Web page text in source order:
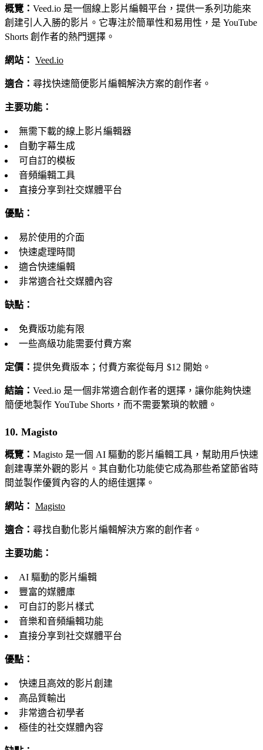
概覽： Veed.io 是一個線上影片編輯平台，提供一系列功能來
創建引人入勝的影片。它專注於簡單性和易用性，是 YouTube
Shorts 創作者的熱門選擇。
網站： Veed.io
適合： 尋找快速簡便影片編輯解決方案的創作者。
主要功能：
無需下載的線上影片編輯器
自動字幕生成
可自訂的模板
音頻編輯工具
直接分享到社交媒體平台
優點：
易於使用的介面
快速處理時間
適合快速編輯
非常適合社交媒體內容
缺點：
免費版功能有限
一些高級功能需要付費方案
定價： 提供免費版本；付費方案從每月 $12 開始。
結論： Veed.io 是一個非常適合創作者的選擇，讓你能夠快速
簡便地製作 YouTube Shorts，而不需要繁瑣的軟體。
10. Magisto
概覽： Magisto 是一個 AI 驅動的影片編輯工具，幫助用戶快速
創建專業外觀的影片。其自動化功能使它成為那些希望節省時
間並製作優質內容的人的絕佳選擇。
網站： Magisto
適合： 尋找自動化影片編輯解決方案的創作者。
主要功能：
AI 驅動的影片編輯
豐富的媒體庫
可自訂的影片樣式
音樂和音頻編輯功能
直接分享到社交媒體平台
優點：
快速且高效的影片創建
高品質輸出
非常適合初學者
極佳的社交媒體內容